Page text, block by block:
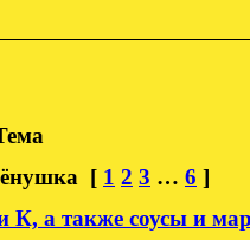
[ 1 2 3 … 6 ]
а также соусы и